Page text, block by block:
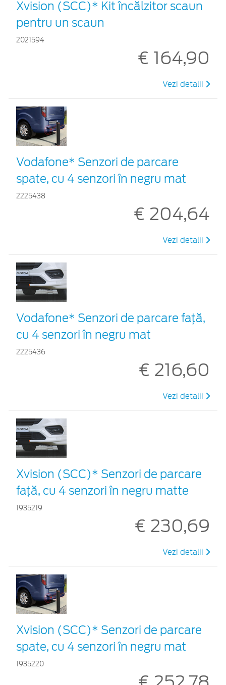
Xvision (SCC)* Kit încălzitor scaun
pentru un scaun
2021594
€ 164,90
Vezi detalii
Vodafone* Senzori de parcare
spate, cu 4 senzori în negru mat
2225438
€ 204,64
Vezi detalii
Vodafone* Senzori de parcare față,
cu 4 senzori în negru mat
2225436
€ 216,60
Vezi detalii
Xvision (SCC)* Senzori de parcare
faţă, cu 4 senzori în negru matte
1935219
€ 230,69
Vezi detalii
Xvision (SCC)* Senzori de parcare
spate, cu 4 senzori în negru mat
1935220